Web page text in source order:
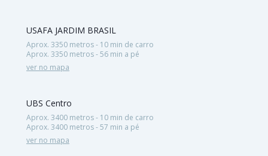
USAFA JARDIM BRASIL
Aprox. 3350 metros - 10 min de carro
Aprox. 3350 metros - 56 min a pé
ver no mapa
UBS Centro
Aprox. 3400 metros - 10 min de carro
Aprox. 3400 metros - 57 min a pé
ver no mapa